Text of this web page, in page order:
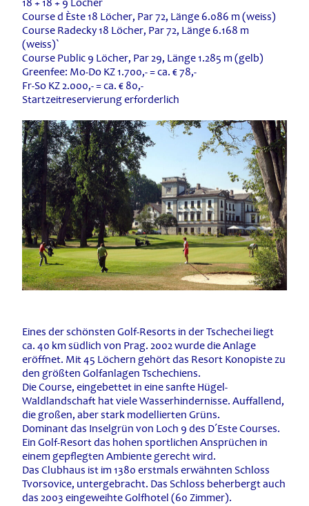
Course d Èste 18 Löcher, Par 72, Länge 6.086 m (weiss)
Course Radecky 18 Löcher, Par 72, Länge 6.168 m
(weiss)`
Course Public 9 Löcher, Par 29, Länge 1.285 m (gelb)
Greenfee: Mo-Do KZ 1.700,- = ca. € 78,-
Fr-So KZ 2.000,- = ca. € 80,-
Startzeitreservierung erforderlich
Eines der schönsten Golf-Resorts in der Tschechei liegt
ca. 40 km südlich von Prag. 2002 wurde die Anlage
eröffnet. Mit 45 Löchern gehört das Resort Konopiste zu
den größten Golfanlagen Tschechiens.
Die Course, eingebettet in eine sanfte Hügel-
Waldlandschaft hat viele Wasserhindernisse. Auffallend,
die großen, aber stark modellierten Grüns.
Dominant das Inselgrün von Loch 9 des D´Este Courses.
Ein Golf-Resort das hohen sportlichen Ansprüchen in
einem gepflegten Ambiente gerecht wird.
Das Clubhaus ist im 1380 erstmals erwähnten Schloss
Tvorsovice, untergebracht. Das Schloss beherbergt auch
das 2003 eingeweihte Golfhotel (60 Zimmer).